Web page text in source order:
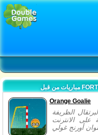
Orange Goalie
الظريفة
على الانترنت